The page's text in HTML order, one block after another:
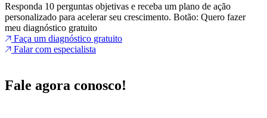
Responda 10 perguntas objetivas e receba um plano de ação
personalizado para acelerar seu crescimento. Botão: Quero fazer
meu diagnóstico gratuito
Faça um diagnóstico gratuito
Falar com especialista
Fale agora conosco!